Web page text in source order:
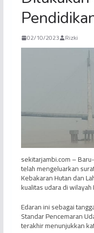
02/10/2023 Rizki
sekitarjambi.com –
telah mengeluarkan
Kebakaran Hutan dan
kualitas udara di wilayah
Edaran ini sebagai
Standar Pencemaran
terakhir menunjukkan